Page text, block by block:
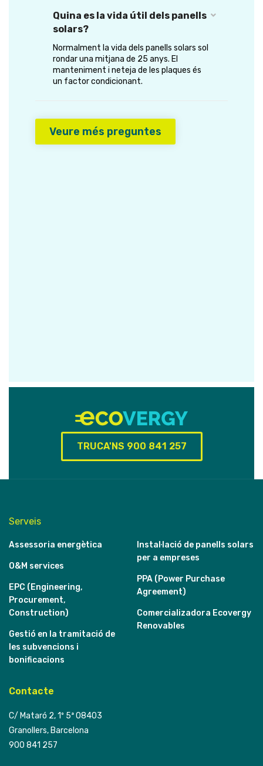
Quina es la vida útil dels panells
solars?
Normalment la vida dels panells solars sol
rondar una mitjana de 25 anys. El
manteniment i neteja de les plaques és
un factor condicionant.
Veure més preguntes
TRUCA'NS 900 841 257
Serveis
Assessoria energètica
O&M services
EPC (Engineering,
Procurement,
Construction)
Gestió en la tramitació de
les subvencions i
bonificacions
Instal·lació de panells solars
per a empreses
PPA (Power Purchase
Agreement)
Comercializadora Ecovergy
Renovables
Contacte
C/ Mataró 2, 1º 5ª 08403
Granollers, Barcelona
900 841 257